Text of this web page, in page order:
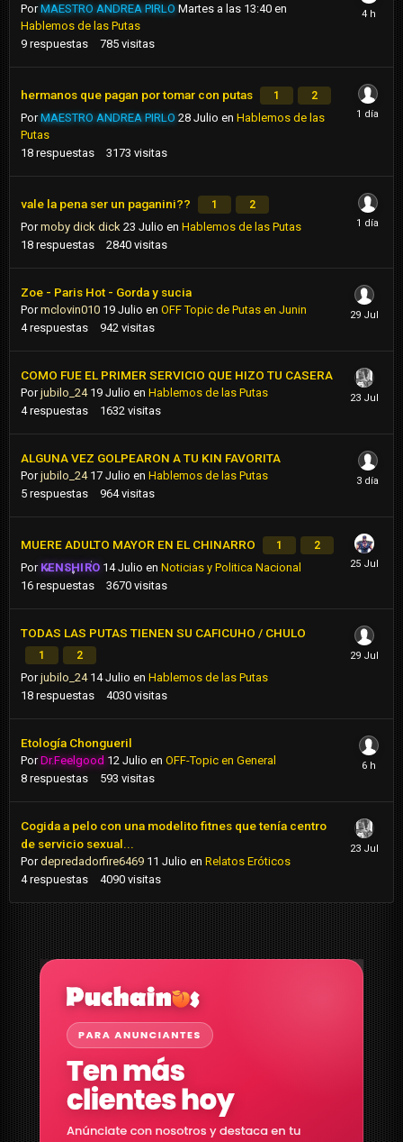
PorMAESTRO ANDREA PIRLO Martes a las 13:40 en
Hablemos de las Putas
9 respuestas 785 visitas
hermanos que pagan por tomar con putas 1 2
PorMAESTRO ANDREA PIRLO 28 Julio en Hablemos de las
Putas
18 respuestas 3173 visitas
vale la pena ser un paganini?? 1 2
Pormoby dick dick 23 Julio en Hablemos de las Putas
18 respuestas 2840 visitas
Zoe - Paris Hot - Gorda y sucia
Pormclovin010 19 Julio en OFF Topic de Putas en Junin
4 respuestas 942 visitas
COMO FUE EL PRIMER SERVICIO QUE HIZO TU CASERA
Porjubilo_24 19 Julio en Hablemos de las Putas
4 respuestas 1632 visitas
ALGUNA VEZ GOLPEARON A TU KIN FAVORITA
Porjubilo_24 17 Julio en Hablemos de las Putas
5 respuestas 964 visitas
MUERE ADULTO MAYOR EN EL CHINARRO 1 2
Por KENSHIRO 14 Julio enNoticias y Politica Nacional
16 respuestas 3670 visitas
TODAS LAS PUTAS TIENEN SU CAFICUHO / CHULO
1 2
Porjubilo_24 14 Julio en Hablemos de las Putas
18 respuestas 4030 visitas
Etología Chongueril
PorDr.Feelgood 12 Julio en OFF-Topic en General
8 respuestas 593 visitas
Cogida a pelo con una modelito fitnes que tenía centro
de servicio sexual...
Pordepredadorfire6469 11 Julio en Relatos Eróticos
4 respuestas 4090 visitas